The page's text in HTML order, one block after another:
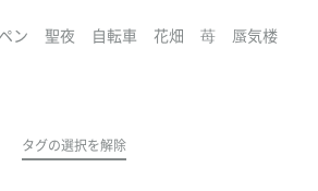
ン 聖夜 自転車 花畑 苺 蜃気楼
タグの選択を解除